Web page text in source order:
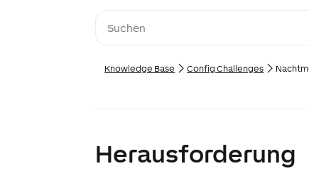
Knowledge Base Config Challenges
Herausforderung